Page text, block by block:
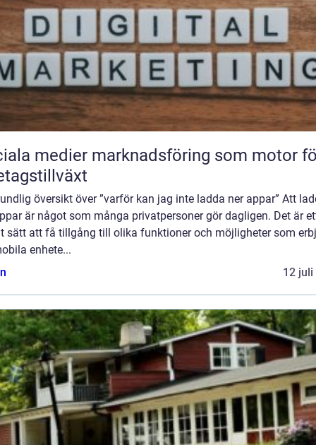
medier marknadsföring som motor
översikt över ”varför kan jag inte ladda ner appar” Att
är något som många privatpersoner gör dagligen. Det är
sätt att få tillgång till olika funktioner och möjligheter som
enhete...
12 juli